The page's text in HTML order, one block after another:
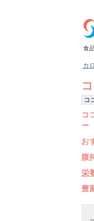
食
カ
コ
コ
ー
お
腹
栄
豊